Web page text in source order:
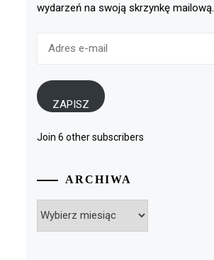
wydarzeń na swoją skrzynkę mailową.
ZAPISZ
Join 6 other subscribers
ARCHIWA